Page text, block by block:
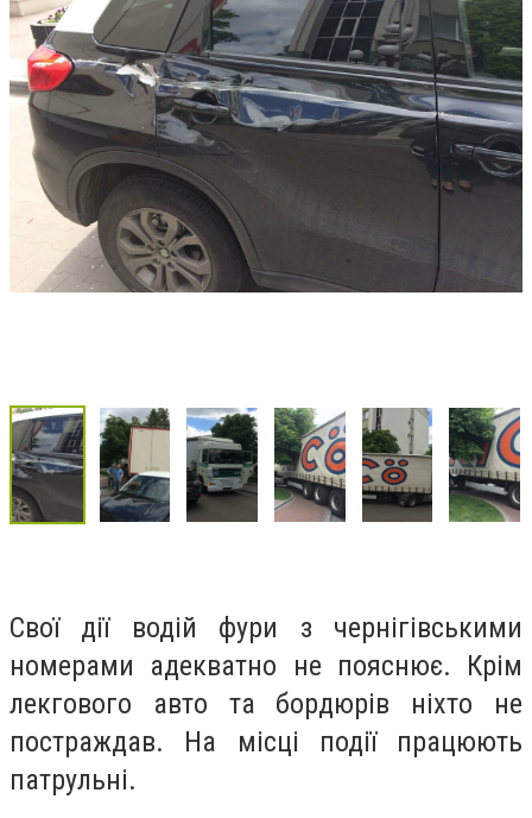
Свої дії водій фури з чернігівськими
номерами адекватно не пояснює. Крім
лекгового авто та бордюрів ніхто не
постраждав. На місці події працюють
патрульні.